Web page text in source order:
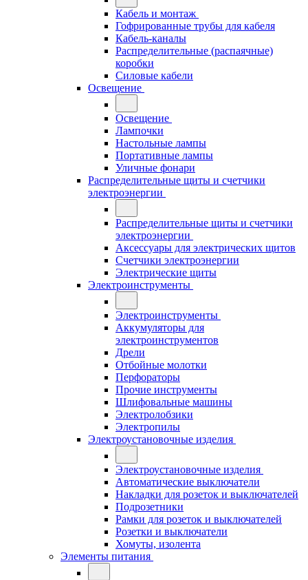
Кабель и монтаж
Гофрированные трубы для кабеля
Кабель-каналы
Распределительные (распаячные)
коробки
Силовые кабели
Освещение
Освещение
Лампочки
Настольные лампы
Портативные лампы
Уличные фонари
Распределительные щиты и счетчики
электроэнергии
Распределительные щиты и счетчики
электроэнергии
Аксессуары для электрических щитов
Счетчики электроэнергии
Электрические щиты
Электроинструменты
Электроинструменты
Аккумуляторы для
электроинструментов
Дрели
Отбойные молотки
Перфораторы
Прочие инструменты
Шлифовальные машины
Электролобзики
Электропилы
Электроустановочные изделия
Электроустановочные изделия
Автоматические выключатели
Накладки для розеток и выключателей
Подрозетники
Рамки для розеток и выключателей
Розетки и выключатели
Хомуты, изолента
Элементы питания